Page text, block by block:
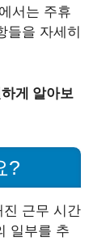
서는 주휴
들을 자세히
게 알아보
?
진 근무 시간
일부를 추